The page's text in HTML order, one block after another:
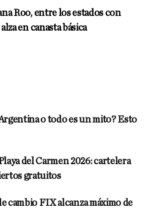
Roo, entre los estados con
en canasta básica
o todo es un mito? Esto
del Carmen 2026: cartelera
gratuitos
cambio FIX alcanza máximo de